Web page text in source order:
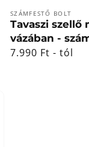
Forgalmazó:
SZÁMFESTŐ BOLT
Tavaszi szellő
vázában -
Normál
7.990 Ft - tól